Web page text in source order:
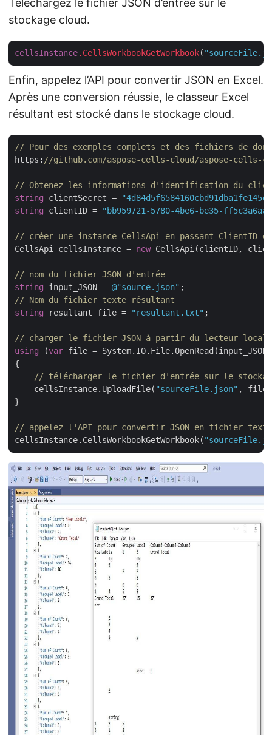
Téléchargez le fichier JSON d’entrée sur le
stockage cloud.
cellsInstance.CellsWorkbookGetWorkbook(
Enfin, appelez l’API pour convertir JSON en Excel.
Après une conversion réussie, le classeur Excel
résultant est stocké dans le stockage cloud.
// Pour des exemples complets et des fichiers de
https: //github.com/aspose-cells-cloud/aspose-cells-
// Obtenez les informations d'identification du
string clientSecret =
string clientID = "bb959721-5780-4be6-be35-
// créer une instance CellsApi en passant ClientID
CellsApi cellsInstance = new CellsApi(clientID,
// nom du fichier JSON d'entrée
string input_JSON = @"source.json"
// Nom du fichier texte résultant
string resultant_file = "resultant.txt" ;
// charger le fichier JSON à partir du lecteur local
using (var file =
{
// télécharger le fichier d'entrée sur le
    cellsInstance.UploadFile(
"sourceFile.json" ,
}
// appelez l'API pour convertir JSON en fichier
cellsInstance.CellsWorkbookGetWorkbook(